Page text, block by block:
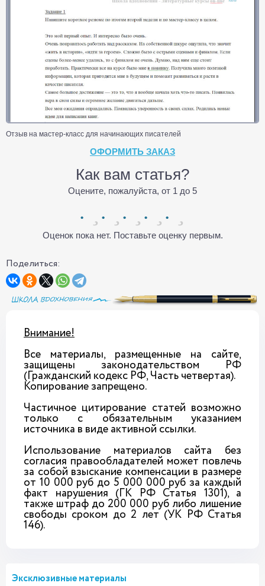
Отзыв на мастер-класс для начинающих писателей
ОФОРМИТЬ ЗАКАЗ
Как вам статья?
Оцените, пожалуйста, от 1 до 5
Оценок пока нет. Поставьте оценку первым.
Поделиться:
Внимание!
Все материалы, размещенные на сайте,
защищены законодательством РФ
(Гражданский кодекс РФ, Часть четвертая).
Копирование запрещено.
Частичное цитирование статей возможно
только с обязательным указанием
источника в виде активной ссылки.
Использование материалов сайта без
согласия правообладателей может повлечь
за собой взыскание компенсации в размере
от 10 000 руб до 5 000 000 руб за каждый
факт нарушения (ГК РФ Статья 1301), а
также штраф до 200 000 руб либо лишение
свободы сроком до 2 лет (УК РФ Статья
146).
Эксклюзивные материалы